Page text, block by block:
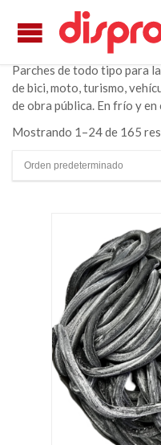
Parches de todo tipo para
de bici, moto, turismo,
de obra pública. En frío y en
Mostrando 1–24 de 165